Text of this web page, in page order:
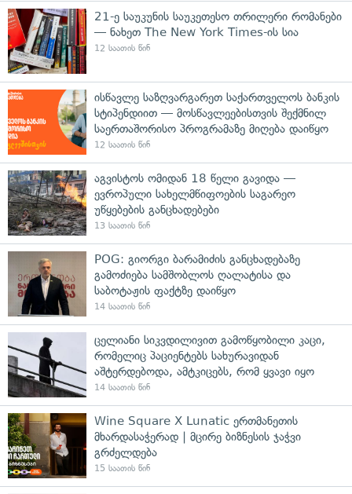
21-ე საუკუნის საუკეთესო თრილერი რომანები
— ნახეთ The New York Times-ის სია
12 საათის წინ
ისწავლე საზღვარგარეთ საქართველოს ბანკის
სტიპენდიით — მოსწავლეებისთვის შექმნილ
საერთაშორისო პროგრამაზე მიღება დაიწყო
12 საათის წინ
აგვისტოს ომიდან 18 წელი გავიდა —
ევროპული სახელმწიფოების საგარეო
უწყებების განცხადებები
13 საათის წინ
POG: გიორგი ბარამიძის განცხადებაზე
გამოძიება სამშობლოს ღალატისა და
საბოტაჟის ფაქტზე დაიწყო
14 საათის წინ
ცელიანი სიკვდილივით გამოწყობილი კაცი,
რომელიც პაციენტებს სახურავიდან
აშტერდებოდა, ამტკიცებს, რომ ყვავი იყო
14 საათის წინ
Wine Square X Lunatic ერთმანეთის
მხარდასაჭერად | მცირე ბიზნესის ჯაჭვი
გრძელდება
15 საათის წინ